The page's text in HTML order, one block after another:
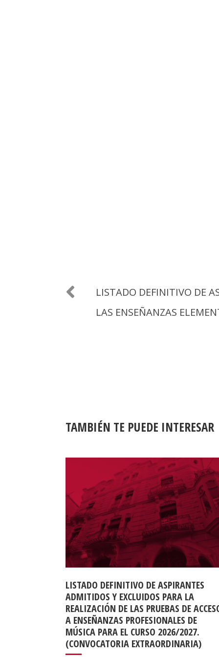
LISTADO DEFINITIVO DE
LAS ENSEÑANZAS
TAMBIÉN TE PUEDE INTERESAR
LISTADO DEFINITIVO DE ASPIRANTES
ADMITIDOS Y EXCLUIDOS PARA LA
REALIZACIÓN DE LAS PRUEBAS DE
A ENSEÑANZAS PROFESIONALES DE
MÚSICA PARA EL CURSO 2026/2027.
(CONVOCATORIA EXTRAORDINARIA)